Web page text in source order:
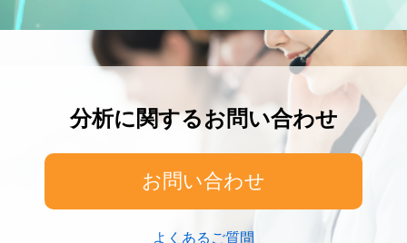
分析に関するお問い合わせ
お問い合わせ
よくあるご質問